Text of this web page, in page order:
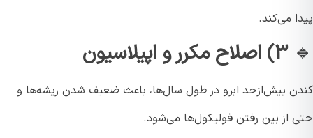
می‌کند.
۳) اصلاح مکرر و اپیلاسیون
بیش‌ازحد ابرو در طول سال‌ها، باعث ضعیف شدن ریشه‌ها و
از بین رفتن فولیکول‌ها می‌شود.